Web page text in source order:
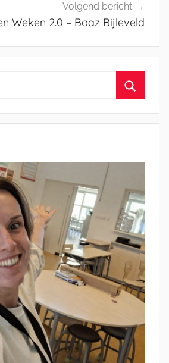
Volgend bericht
Weken 2.0 – Boaz Bijleveld